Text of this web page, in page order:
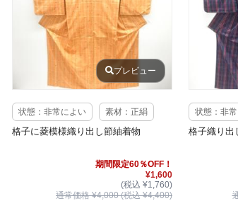
プレビュー
状態：非常によい 素材：正絹
格子に菱模様織り出し節紬着物
期間限定60％OFF！
¥1,600
(税込 ¥1,760)
通常価格 ¥4,000 (税込 ¥4,400)
状態：非
格子織り出